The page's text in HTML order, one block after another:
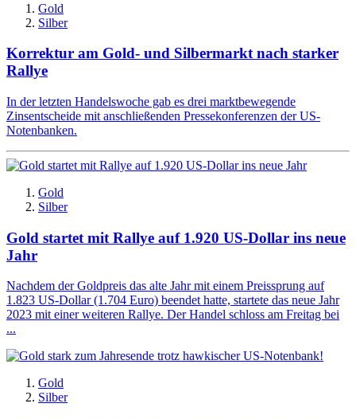
Gold
Silber
Korrektur am Gold- und Silbermarkt nach starker
Rallye
In der letzten Handelswoche gab es drei marktbewegende
Zinsentscheide mit anschließenden Pressekonferenzen der US-
Notenbanken.
Gold
Silber
Gold startet mit Rallye auf 1.920 US-Dollar ins neue
Jahr
Nachdem der Goldpreis das alte Jahr mit einem Preissprung auf
1.823 US-Dollar (1.704 Euro) beendet hatte, startete das neue Jahr
2023 mit einer weiteren Rallye. Der Handel schloss am Freitag bei
...
Gold
Silber